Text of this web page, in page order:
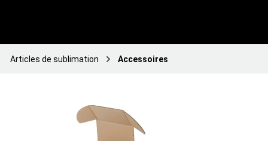
Articles de sublimation Accessoires